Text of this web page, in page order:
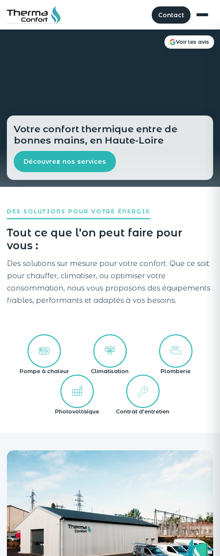
Contact
Votre confort thermique entre de
bonnes mains, en Haute-Loire
Découvrez nos services
Voir les avis
DES SOLUTIONS POUR VOTRE ÉNERGIE
Tout ce que l'on peut faire pour
vous :
Des solutions sur mesure pour votre confort. Que ce soit
pour chauffer, climatiser, ou optimiser votre
consommation, nous vous proposons des équipements
fiables, performants et adaptés à vos besoins.
Pompe à chaleur Climatisation Plomberie
Photovoltaïque Contrat d'entretien